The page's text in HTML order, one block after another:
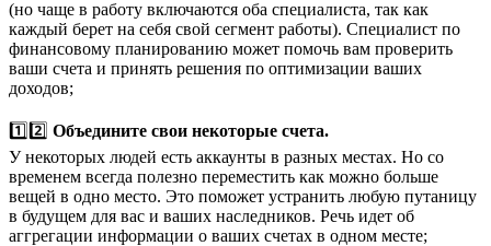
(но чаще в работу включаются оба специалиста, так как
каждый берет на себя свой сегмент работы). Специалист по
финансовому планированию может помочь вам проверить
ваши счета и принять решения по оптимизации ваших
доходов;
1️⃣2️⃣ Объедините свои некоторые счета.
У некоторых людей есть аккаунты в разных местах. Но со
временем всегда полезно переместить как можно больше
вещей в одно место. Это поможет устранить любую путаницу
в будущем для вас и ваших наследников. Речь идет об
аггрегации информации о ваших счетах в одном месте;